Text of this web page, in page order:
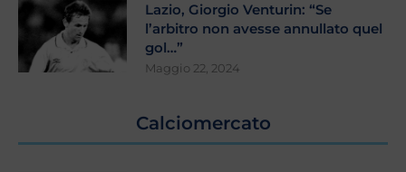
Lazio, Giorgio Venturin: “Se
l’arbitro non avesse annullato quel
gol…”
Maggio 22, 2024
Calciomercato